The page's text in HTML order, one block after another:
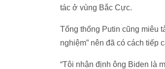
tác ở vùng Bắc Cực.
Tổng thống Putin cũng miêu
nghiệm” nên đã có cách tiếp
“Tôi nhận định ông Biden là